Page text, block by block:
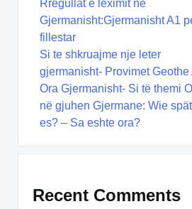
Rregullat e leximit në
Gjermanisht:Gjermanisht A1
fillestar
Si te shkruajme nje leter
gjermanisht- Provimet Geothe
Ora Gjermanisht- Si të themi
në gjuhen Gjermane: Wie
es? – Sa eshte ora?
Recent Comments